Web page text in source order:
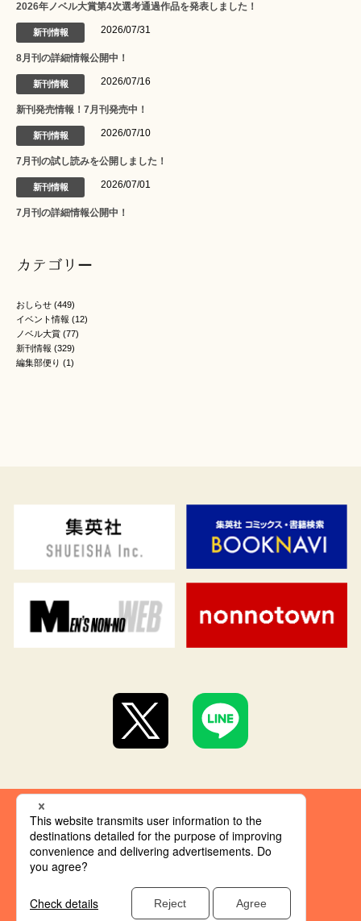
2026年ノベル大賞第4次選考通過作品を発表しました！
新刊情報 2026/07/31
8月刊の詳細情報公開中！
新刊情報 2026/07/16
新刊発売情報！7月刊発売中！
新刊情報 2026/07/10
7月刊の試し読みを公開しました！
新刊情報 2026/07/01
7月刊の詳細情報公開中！
カテゴリー
おしらせ (449)
イベント情報 (12)
ノベル大賞 (77)
新刊情報 (329)
編集部便り (1)
集英社 オレンジ文庫とは
創刊にあたって
推奨環境
集英社の個人情報取り扱い